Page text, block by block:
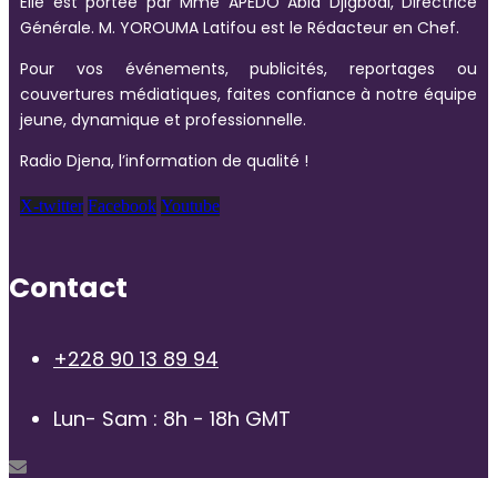
Générale. M. YOROUMA Latifou est le Rédacteur en Chef.
Pour vos événements, publicités, reportages ou
couvertures médiatiques, faites confiance à notre équipe
jeune, dynamique et professionnelle.
Radio Djena, l’information de qualité !
X-twitter Facebook Youtube
Contact
+228 90 13 89 94
Lun- Sam : 8h - 18h GMT